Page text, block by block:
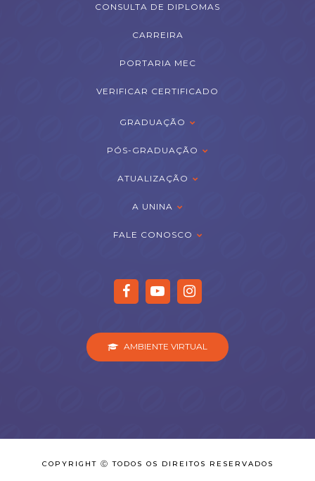
CONSULTA DE DIPLOMAS
CARREIRA
PORTARIA MEC
VERIFICAR CERTIFICADO
GRADUAÇÃO
PÓS-GRADUAÇÃO
ATUALIZAÇÃO
A UNINA
FALE CONOSCO
AMBIENTE VIRTUAL
COPYRIGHT Ⓒ TODOS OS DIREITOS RESERVADOS